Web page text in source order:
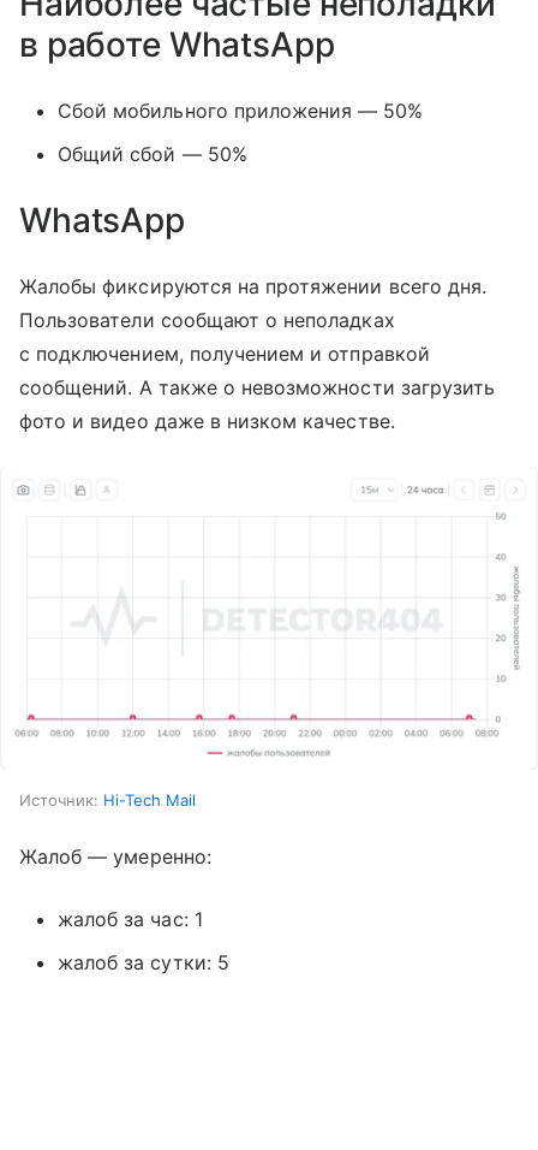
в работе WhatsApp
Сбой мобильного приложения — 50%
Общий сбой — 50%
WhatsApp
Жалобы фиксируются на протяжении всего дня.
Пользователи сообщают о неполадках
с подключением, получением и отправкой
сообщений. А также о невозможности загрузить
фото и видео даже в низком качестве.
Источник: Hi-Tech Mail
Жалоб — умеренно:
жалоб за час: 1
жалоб за сутки: 5